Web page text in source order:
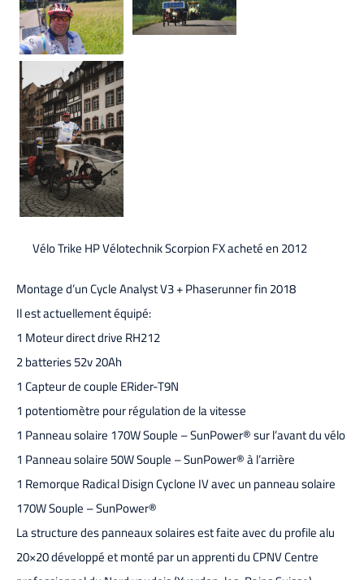
Vélo Trike HP Vélotechnik Scorpion FX acheté en 2012
Montage d’un Cycle Analyst V3 + Phaserunner fin 2018
Il est actuellement équipé:
1 Moteur direct drive RH212
2 batteries 52v 20Ah
1 Capteur de couple ERider-T9N
1 potentiomètre pour régulation de la vitesse
1 Panneau solaire 170W Souple – SunPower® sur l’avant du vélo
1 Panneau solaire 50W Souple – SunPower® à l’arrière
1 Remorque Radical Disign Cyclone IV avec un panneau solaire
170W Souple – SunPower®
La structure des panneaux solaires est faite avec du profile alu
20×20 développé et monté par un apprenti du CPNV Centre